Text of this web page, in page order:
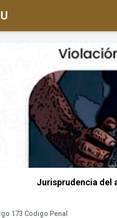
Jurisprudencia del
173 Codigo Penal